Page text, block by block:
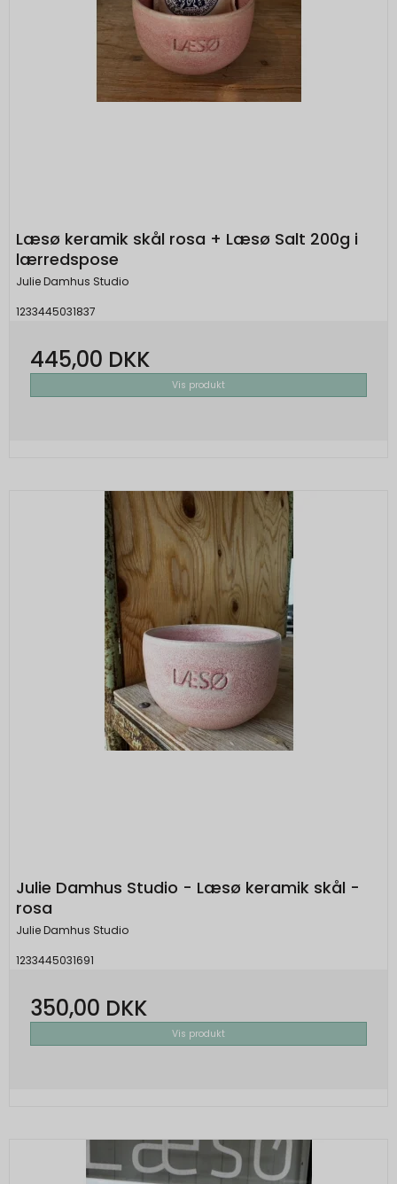
Læsø keramik skål rosa + Læsø Salt 200g i
lærredspose
Julie Damhus Studio
1233445031837
445,00 DKK
Vis produkt
Julie Damhus Studio - Læsø keramik skål -
rosa
Julie Damhus Studio
1233445031691
350,00 DKK
Vis produkt